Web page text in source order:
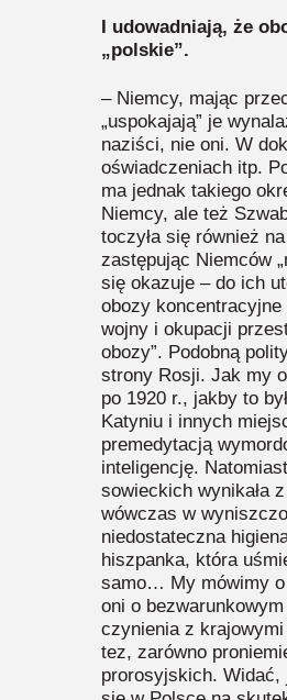
I udowadniają, że
„polskie”.
– Niemcy, mając
„uspokajają” je
naziści, nie oni. W
oświadczeniach itp.
ma jednak takiego
Niemcy, ale też
toczyła się również
zastępując Niemców
się okazuje – do ich
obozy koncentracyjne
wojny i okupacji
obozy”. Podobną
strony Rosji. Jak my
po 1920 r., jakby to
Katyniu i innych
premedytacją
inteligencję.
sowieckich wynikała
wówczas w
niedostateczna
hiszpanka, która
samo… My mówimy o
oni o
czynienia z
tez, zarówno
prorosyjskich. Widać,